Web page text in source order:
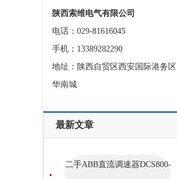
陕西索维电气有限公司
电话：029-81616045
手机：13389282290
地址：陕西自贸区西安国际港务区
华南城
最新文章
二手ABB直流调速器DCS800-